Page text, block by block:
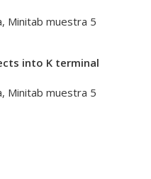
Minitab muestra 5
into K terminal
Minitab muestra 5